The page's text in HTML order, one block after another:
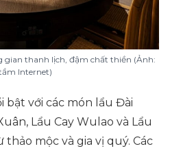
thanh lịch, đậm chất thiền (Ảnh:
Internet)
bật với các món lẩu Đài
Lẩu Cay Wulao và Lẩu
mộc và gia vị quý. Các